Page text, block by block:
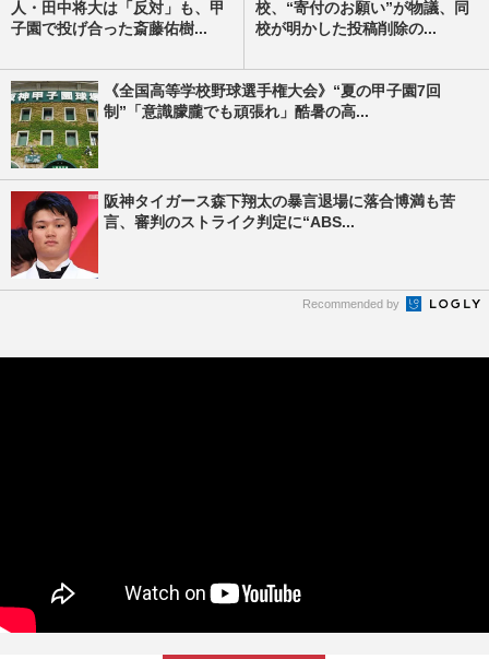
人・田中将大は「反対」も、甲
子園で投げ合った斎藤佑樹...
校、“寄付のお願い”が物議、同
校が明かした投稿削除の...
《全国高等学校野球選手権大会》“夏の甲子園7回
制”「意識朦朧でも頑張れ」酷暑の高...
阪神タイガース森下翔太の暴言退場に落合博満も苦
言、審判のストライク判定に“ABS...
Recommended by